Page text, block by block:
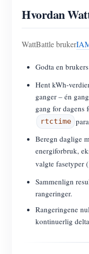
Hvordan
WattBattle bruker
Godta en
Hent kWh-
ganger – én
gang for dagens
rtctime
Beregn daglige
energiforbruk,
valgte fasetyper (
Sammenlign
rangeringer.
Rangeringene
kontinuerlig